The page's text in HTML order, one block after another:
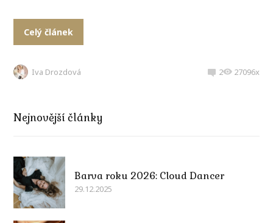
Celý článek
Iva Drozdová 2 27096x
Nejnovější články
Barva roku 2026: Cloud Dancer
29.12.2025